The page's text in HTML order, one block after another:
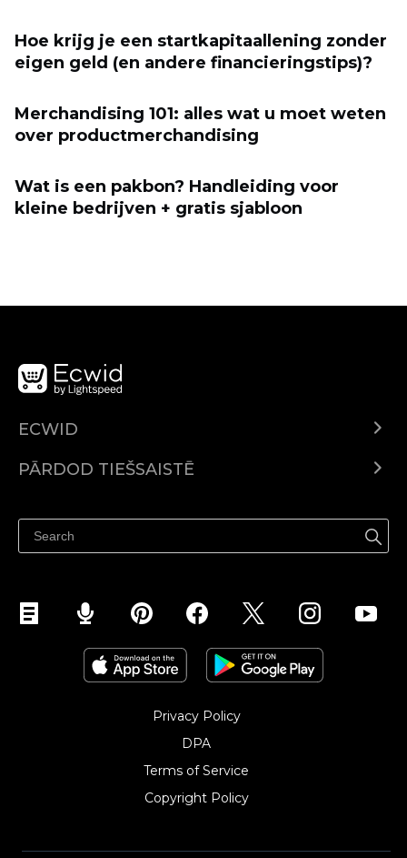
Hoe krijg je een startkapitaallening zonder
eigen geld (en andere financieringstips)?
Merchandising 101: alles wat u moet weten
over productmerchandising
Wat is een pakbon? Handleiding voor
kleine bedrijven + gratis sjabloon
ECWID
Izcenojumi
PĀRDOD TIEŠSAISTĒ
Pārdod Facebook
Pārdod Instagram
Privacy Policy
DPA
Terms of Service
Copyright Policy‎